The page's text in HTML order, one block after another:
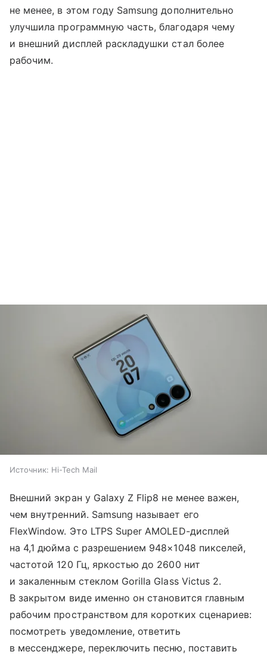
не менее, в этом году Samsung дополнительно
улучшила программную часть, благодаря чему
и внешний дисплей раскладушки стал более
рабочим.
Источник: Hi-Tech Mail
Внешний экран у Galaxy Z Flip8 не менее важен,
чем внутренний. Samsung называет его
FlexWindow. Это LTPS Super AMOLED-дисплей
на 4,1 дюйма с разрешением 948×1048 пикселей,
частотой 120 Гц, яркостью до 2600 нит
и закаленным стеклом Gorilla Glass Victus 2.
В закрытом виде именно он становится главным
рабочим пространством для коротких сценариев:
посмотреть уведомление, ответить
в мессенджере, переключить песню, поставить